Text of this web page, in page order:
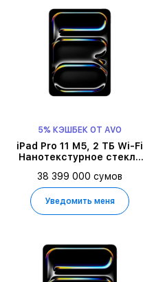
5% КЭШБЕК ОТ AVO
iPad Pro 11 M5, 2 ТБ Wi-Fi
Нанотекстурное стекло
38 399 000 сумов
Уведомить меня